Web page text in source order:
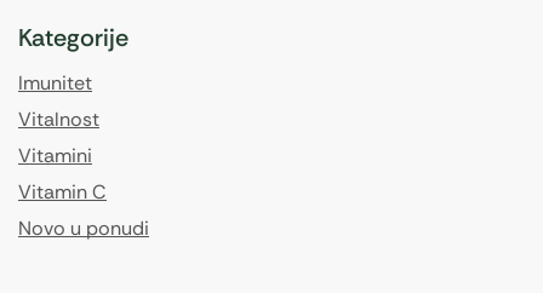
Kategorije
Imunitet
Vitalnost
Vitamini
Vitamin C
Novo u ponudi